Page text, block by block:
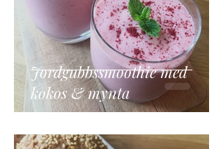
Jordgubbssmoothie med
kokos & mynta